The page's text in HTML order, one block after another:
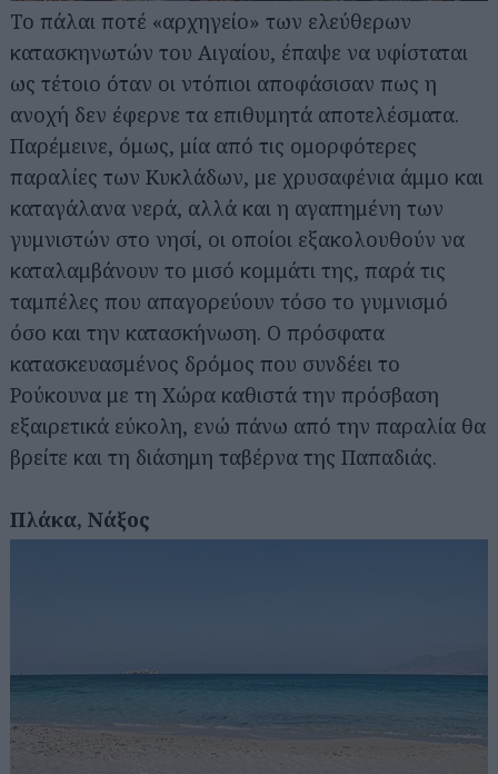
Το πάλαι ποτέ «αρχηγείο» των ελεύθερων
κατασκηνωτών του Αιγαίου, έπαψε να υφίσταται
ως τέτοιο όταν οι ντόπιοι αποφάσισαν πως η
ανοχή δεν έφερνε τα επιθυμητά αποτελέσματα.
Παρέμεινε, όμως, μία από τις ομορφότερες
παραλίες των Κυκλάδων, με χρυσαφένια άμμο και
καταγάλανα νερά, αλλά και η αγαπημένη των
γυμνιστών στο νησί, οι οποίοι εξακολουθούν να
καταλαμβάνουν το μισό κομμάτι της, παρά τις
ταμπέλες που απαγορεύουν τόσο το γυμνισμό
όσο και την κατασκήνωση. Ο πρόσφατα
κατασκευασμένος δρόμος που συνδέει το
Ρούκουνα με τη Χώρα καθιστά την πρόσβαση
εξαιρετικά εύκολη, ενώ πάνω από την παραλία θα
βρείτε και τη διάσημη ταβέρνα της Παπαδιάς.
Πλάκα, Νάξος